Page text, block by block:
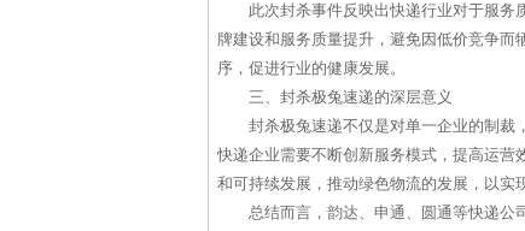
此次封杀事件反映出快递行业对于服务
牌建设和服务质量提升，避免因低价竞争
序，促进行业的健康发展。
三、封杀极兔速递的深层意义
封杀极兔速递不仅是对单一企业的制裁
快递企业需要不断创新服务模式，提高运
和可持续发展，推动绿色物流的发展，以实
总结而言，韵达、申通、圆通等快递公